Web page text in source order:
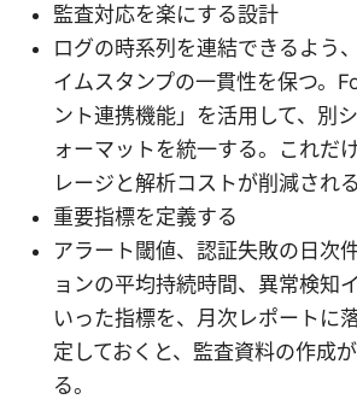
監査対応を楽にする設計
ログの時系列を連結できるよう
イムスタンプの一貫性を保つ。
ント連携機能」を活用して、別
ォーマットを統一する。これだ
レージと解析コストが削減される
重要指標を定義する
アラート閾値、認証失敗の日次
ョンの平均持続時間、異常検知
いった指標を、月次レポートに
定しておくと、監査資料の作成
る。